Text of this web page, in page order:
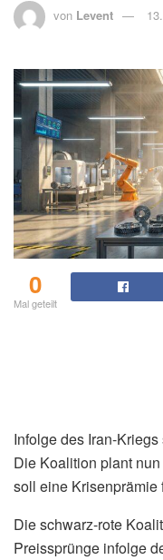
von Levent
0
Mal geteilt
Infolge des Iran-
Die Koalition plant
soll eine Krisenprämie
Die schwarz-rote
Preissprünge infolge